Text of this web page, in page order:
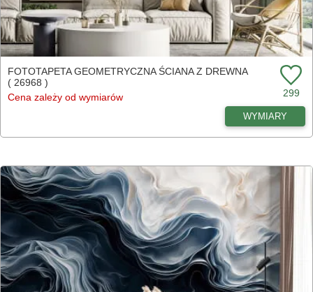
FOTOTAPETA GEOMETRYCZNA ŚCIANA Z DREWNA
( 26968 )
Cena zależy od wymiarów
299
WYMIARY